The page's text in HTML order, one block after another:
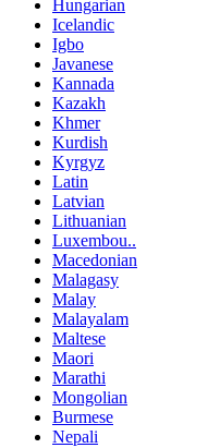
Hungarian
Icelandic
Igbo
Javanese
Kannada
Kazakh
Khmer
Kurdish
Kyrgyz
Latin
Latvian
Lithuanian
Luxembou..
Macedonian
Malagasy
Malay
Malayalam
Maltese
Maori
Marathi
Mongolian
Burmese
Nepali